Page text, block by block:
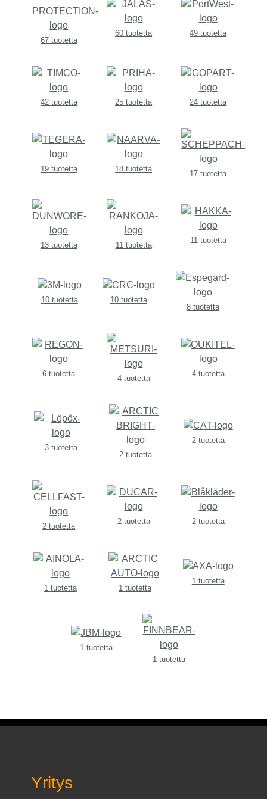
67 tuotetta
60 tuotetta 49 tuotetta
42 tuotetta 25 tuotetta 24 tuotetta
19 tuotetta 18 tuotetta
17 tuotetta
13 tuotetta 11 tuotetta
11 tuotetta
10 tuotetta
10 tuotetta
8 tuotetta
6 tuotetta
4 tuotetta
4 tuotetta
3 tuotetta
2 tuotetta
2 tuotetta
2 tuotetta
2 tuotetta 2 tuotetta
1 tuotetta 1 tuotetta
1 tuotetta
1 tuotetta
1 tuotetta
Yritys